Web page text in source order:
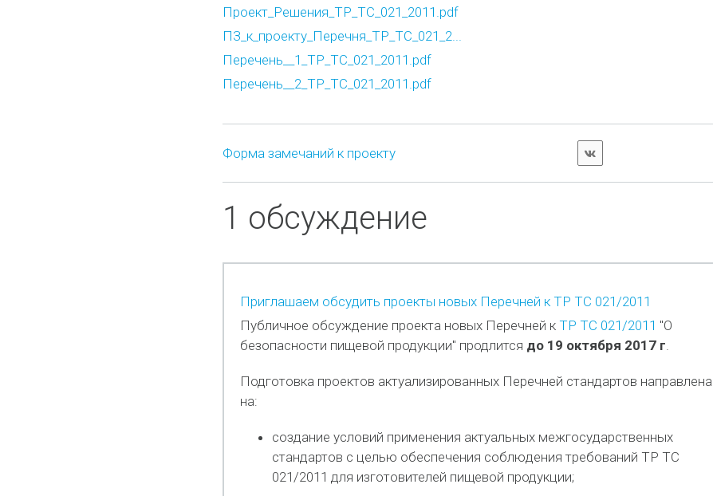
Проект_Решения_ТР_ТС_021_2011.pdf
ПЗ_к_проекту_Перечня_ТР_ТС_021_2...
Перечень__1_ТР_ТС_021_2011.pdf
Перечень__2_ТР_ТС_021_2011.pdf
Форма замечаний к проекту
1 обсуждение
Приглашаем обсудить проекты новых Перечней к ТР ТС 021/2011
Публичное обсуждение проекта новых Перечней к ТР ТС 021/2011 "О
безопасности пищевой продукции" продлится до 19 октября 2017 г.
Подготовка проектов актуализированных Перечней стандартов направлена
на:
создание условий применения актуальных межгосударственных
стандартов с целью обеспечения соблюдения требований ТР ТС
021/2011 для изготовителей пищевой продукции;